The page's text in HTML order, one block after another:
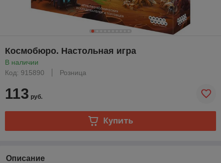
Космобюро. Настольная игра
В наличии
Код: 915890
Розница
113 руб.
Купить
Описание